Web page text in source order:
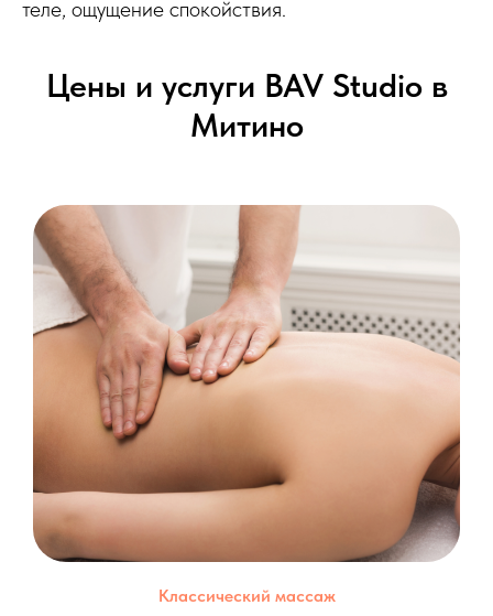
теле, ощущение спокойствия.
Цены и услуги BAV Studio в
Митино
Классический массаж